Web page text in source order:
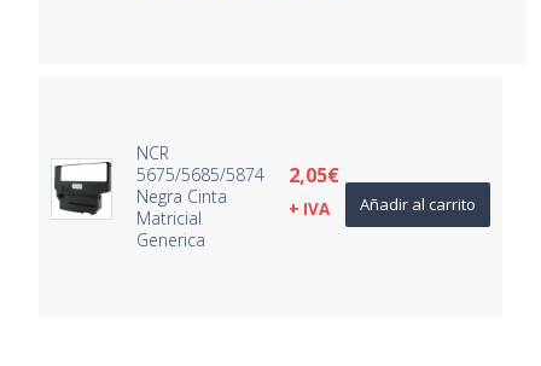
NCR
5675/5685/5874
Negra Cinta
Matricial
Generica
2,05€
+ IVA Añadir al carrito